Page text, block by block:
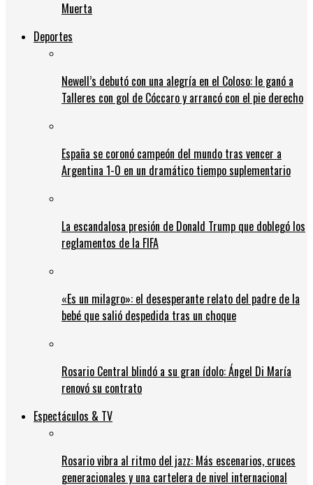
Muerta
Deportes
Newell’s debutó con una alegría en el Coloso: le ganó a
Talleres con gol de Cóccaro y arrancó con el pie derecho
España se coronó campeón del mundo tras vencer a
Argentina 1-0 en un dramático tiempo suplementario
La escandalosa presión de Donald Trump que doblegó los
reglamentos de la FIFA
«Es un milagro»: el desesperante relato del padre de la
bebé que salió despedida tras un choque
Rosario Central blindó a su gran ídolo: Ángel Di María
renovó su contrato
Espectáculos & TV
Rosario vibra al ritmo del jazz: Más escenarios, cruces
generacionales y una cartelera de nivel internacional